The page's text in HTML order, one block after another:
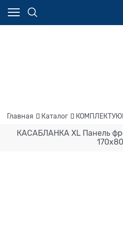
Главная Каталог
КАСАБЛАНКА XL Панель
170х80